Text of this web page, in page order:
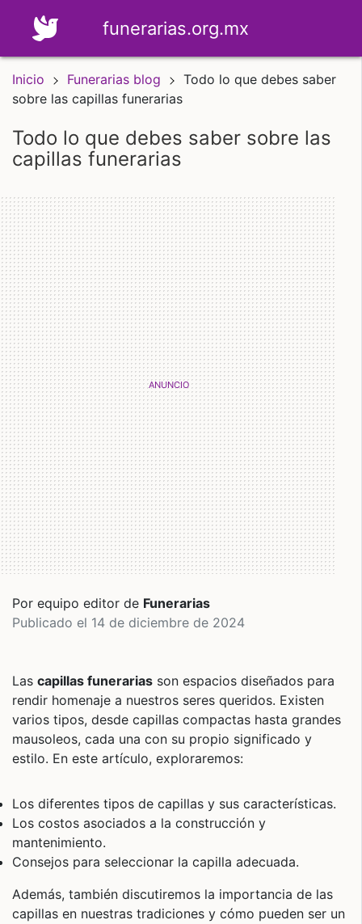
funerarias.org.mx
Inicio Funerarias blog
Todo lo que debes saber
sobre las capillas funerarias
todo lo que debes saber sobre las
capillas funerarias
Por equipo editor de Funerarias
Publicado el 14 de diciembre de 2024
Las capillas funerarias son espacios diseñados para
rendir homenaje a nuestros seres queridos. Existen
varios tipos, desde capillas compactas hasta grandes
mausoleos, cada una con su propio significado y
estilo. En este artículo, exploraremos:
Los diferentes tipos de capillas y sus características.
Los costos asociados a la construcción y
mantenimiento.
Consejos para seleccionar la capilla adecuada.
Además, también discutiremos la importancia de las
capillas en nuestras tradiciones y cómo pueden ser un